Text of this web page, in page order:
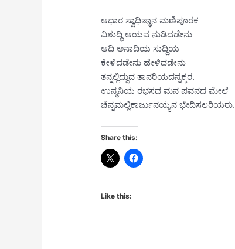
ಆಧಾರ ಸ್ವಾಧಿಷ್ಠಾನ ಮಣಿಪೂರಕ
ವಿಶುದ್ಧಿ ಆಯವ ನುಡಿದಡೇನು
ಆದಿ ಅನಾದಿಯ ಸುದ್ದಿಯ
ಕೇಳಿದಡೇನು ಹೇಳಿದಡೇನು
ತನ್ನಲ್ಲಿದ್ದುದ ತಾನರಿಯದನ್ನಕ್ಕರ.
ಉನ್ಮನಿಯ ರಭಸದ ಮನ ಪವನದ ಮೇಲೆ
ಚೆನ್ನಮಲ್ಲಿಕಾರ್ಜುನಯ್ಯನ ಭೇದಿಸಲರಿಯರು.
Share this:
Like this: